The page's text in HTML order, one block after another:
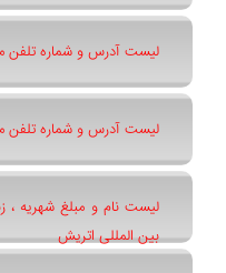
لیست آدرس و شماره تلفن
لیست آدرس و شماره تلفن
لیست نام و مبلغ شهریه ،
بین المللی اتریش